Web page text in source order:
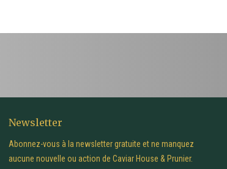
Newsletter
Abonnez-vous à la newsletter gratuite et ne manquez
aucune nouvelle ou action de Caviar House & Prunier.